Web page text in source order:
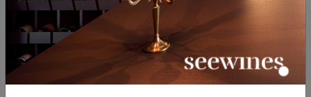
Grappa di Nebbiolo Sibona